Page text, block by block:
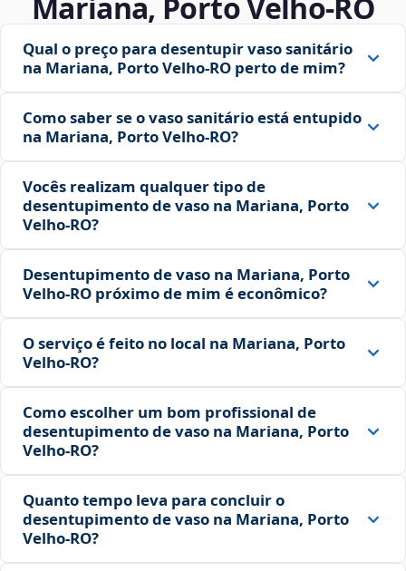
Mariana, Porto Velho‑RO
Qual o preço para desentupir vaso sanitário
na Mariana, Porto Velho‑RO perto de mim?
Como saber se o vaso sanitário está entupido
na Mariana, Porto Velho‑RO?
Vocês realizam qualquer tipo de
desentupimento de vaso na Mariana, Porto
Velho‑RO?
Desentupimento de vaso na Mariana, Porto
Velho‑RO próximo de mim é econômico?
O serviço é feito no local na Mariana, Porto
Velho‑RO?
Como escolher um bom profissional de
desentupimento de vaso na Mariana, Porto
Velho‑RO?
Quanto tempo leva para concluir o
desentupimento de vaso na Mariana, Porto
Velho‑RO?